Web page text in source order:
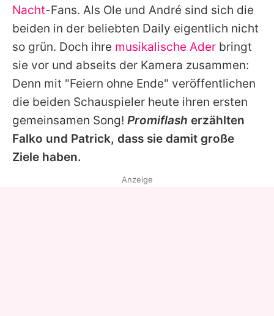
Nutzungsbedingungen
Utiq verwalten
Nacht-Fans. Als Ole und André sind sich die
beiden in der beliebten Daily eigentlich nicht
so grün. Doch ihre musikalische Ader bringt
sie vor und abseits der Kamera zusammen:
Denn mit "Feiern ohne Ende" veröffentlichen
die beiden Schauspieler heute ihren ersten
gemeinsamen Song! Promiflash erzählten
Falko und Patrick, dass sie damit große
Ziele haben.
Anzeige